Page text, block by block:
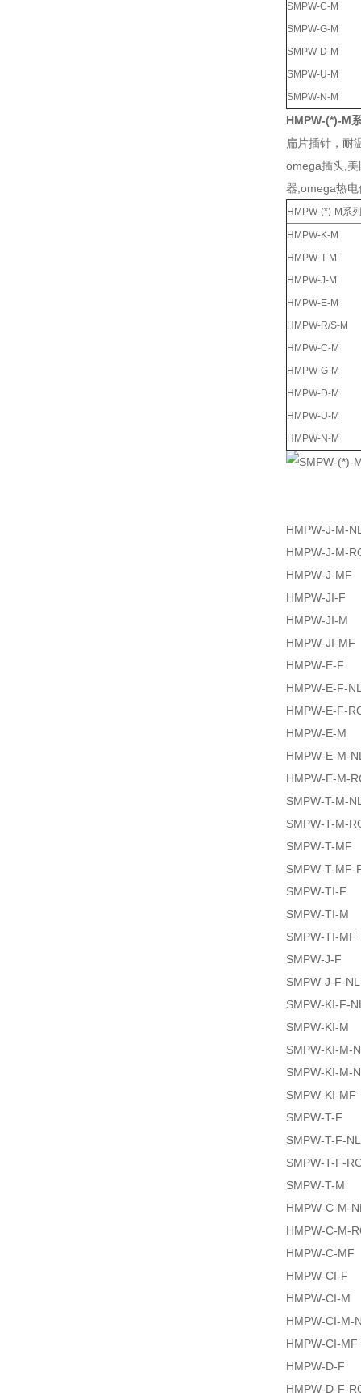
SMPW-C-M
SMPW-G-M
SMPW-D-M
SMPW-U-M
SMPW-N-M
HMPW-(*)-M
扁片插针，耐
omega插头,
器,omega热电
HMPW-(*)-M系
HMPW-K-M
HMPW-T-M
HMPW-J-M
HMPW-E-M
HMPW-R/S-M
HMPW-C-M
HMPW-G-M
HMPW-D-M
HMPW-U-M
HMPW-N-M
HMPW-J-M-
HMPW-J-M-
HMPW-J-MF
HMPW-JI-F
HMPW-JI-M
HMPW-JI-MF
HMPW-E-F
HMPW-E-F-
HMPW-E-F-
HMPW-E-M
HMPW-E-M-
HMPW-E-M-
SMPW-T-M-
SMPW-T-M-
SMPW-T-MF
SMPW-T-MF-
SMPW-TI-F
SMPW-TI-M
SMPW-TI-MF
SMPW-J-F
SMPW-J-F-NL
SMPW-KI-F-
SMPW-KI-M
SMPW-KI-M-
SMPW-KI-M-
SMPW-KI-MF
SMPW-T-F
SMPW-T-F-NL
SMPW-T-F-
SMPW-T-M
HMPW-C-M-
HMPW-C-M-
HMPW-C-MF
HMPW-CI-F
HMPW-CI-M
HMPW-CI-M-
HMPW-CI-MF
HMPW-D-F
HMPW-D-F-